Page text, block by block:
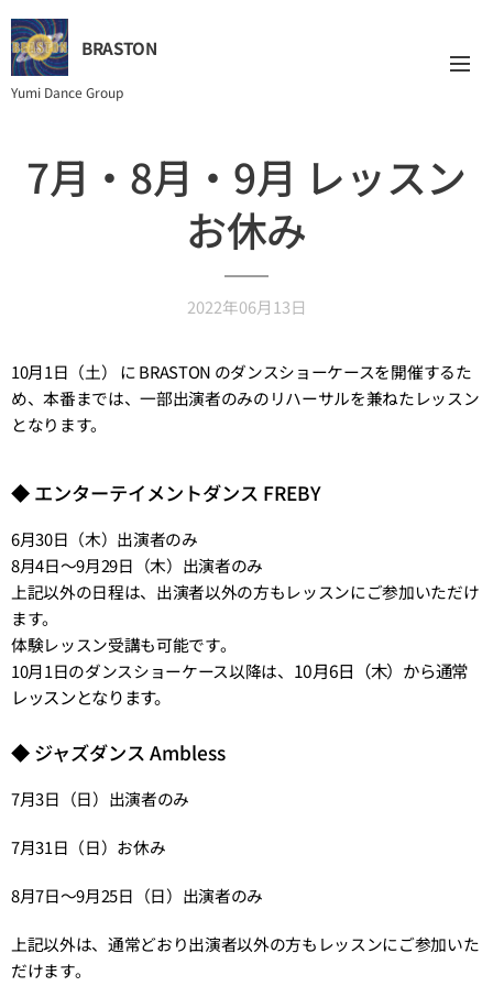
BRASTON
Yumi Dance Group
7月・8月・9月 レッスン
お休み
2022年06月13日
10月1日（土） に BRASTON のダンスショーケースを開催するた
め、本番までは、一部出演者のみのリハーサルを兼ねたレッスン
となります。
◆ エンターテイメントダンス FREBY
6月30日（木）出演者のみ
8月4日～9月29日（木）出演者のみ
上記以外の日程は、出演者以外の方もレッスンにご参加いただけ
ます。
体験レッスン受講も可能です。
10月1日のダンスショーケース以降は、 10月6日（木）から通常
レッスンとなります。
◆ ジャズダンス Ambless
7月3日（日）出演者のみ
7月31日（日）お休み
8月7日～9月25日（日）出演者のみ
上記以外は、通常どおり出演者以外の方もレッスンにご参加いた
だけます。